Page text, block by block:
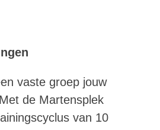
vaste groep jouw
de Martensplek
van 10